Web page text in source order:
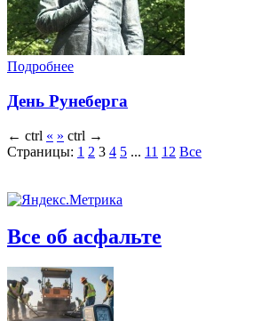
Подробнее
День Рунеберга
← ctrl « » ctrl →
Страницы: 1 2 3 4 5 ... 11 12 Все
Все об асфальте